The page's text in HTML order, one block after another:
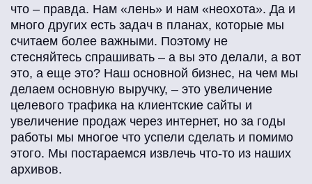
Логистика
Красота и здоровье
IT
Искусство
что – правда. Нам «лень» и нам «неохота». Да и
много других есть задач в планах, которые мы
считаем более важными. Поэтому не
стесняйтесь спрашивать – а вы это делали, а вот
это, а еще это? Наш основной бизнес, на чем мы
делаем основную выручку, – это увеличение
целевого трафика на клиентские сайты и
увеличение продаж через интернет, но за годы
работы мы многое что успели сделать и помимо
этого. Мы постараемся извлечь что-то из наших
архивов.